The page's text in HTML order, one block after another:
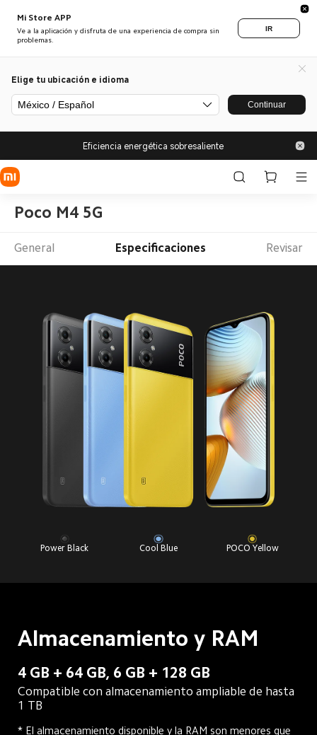
Mi Store APP
Ve a la aplicación y disfruta de una experiencia de compra sin
problemas.
IR
Elige tu ubicación e idioma
México / Español Continuar
Eficiencia energética sobresaliente
Poco M4 5G
General Especificaciones Revisar
Power Black Cool Blue POCO Yellow
Almacenamiento y RAM
4 GB + 64 GB, 6 GB + 128 GB
Compatible con almacenamiento ampliable de hasta
1 TB
* El almacenamiento disponible y la RAM son menores que